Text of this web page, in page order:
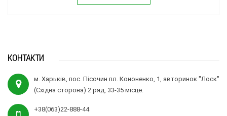
КОНТАКТИ
м. Харьків, пос. Пісочин пл. Кононенко, 1, авторинок "Лоск"
(Східна сторона) 2 ряд, 33-35 місце.
+38(063)22-888-44